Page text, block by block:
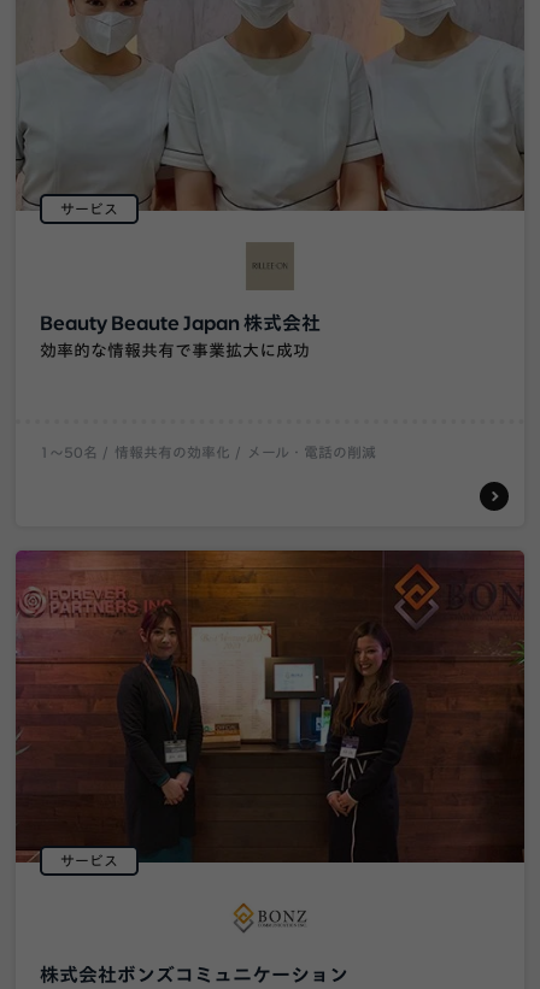
サービス
Beauty Beaute Japan 株式会社
効率的な情報共有で事業拡大に成功
1〜50名 情報共有の効率化 メール・電話の削減
サービス
株式会社ボンズコミュニケーション